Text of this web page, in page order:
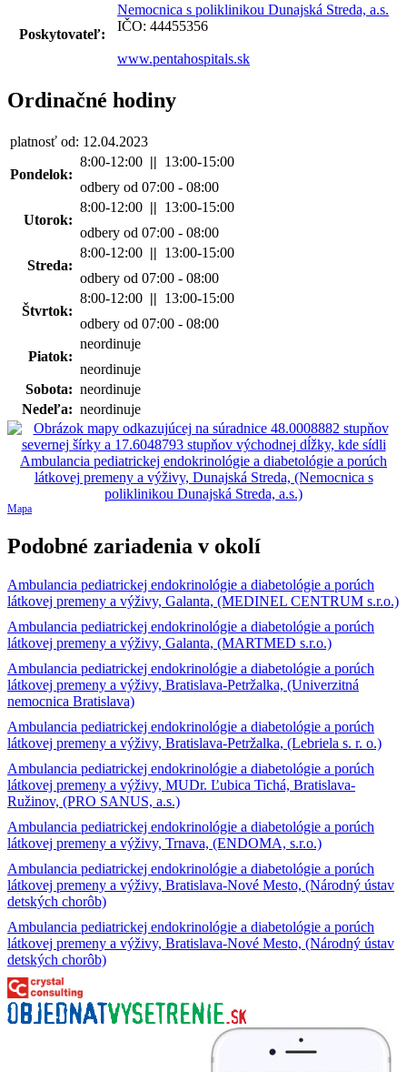
Poskytovateľ:
Nemocnica s poliklinikou Dunajská Streda, a.s.
IČO: 44455356
www.pentahospitals.sk
Ordinačné hodiny
platnosť od: 12.04.2023
Pondelok:
8:00-12:00 || 13:00-15:00
odbery od 07:00 - 08:00
Utorok:
8:00-12:00 || 13:00-15:00
odbery od 07:00 - 08:00
Streda:
8:00-12:00 || 13:00-15:00
odbery od 07:00 - 08:00
Štvrtok:
8:00-12:00 || 13:00-15:00
odbery od 07:00 - 08:00
Piatok:
neordinuje
neordinuje
Sobota: neordinuje
Nedeľa: neordinuje
Mapa
Podobné zariadenia v okolí
Ambulancia pediatrickej endokrinológie a diabetológie a porúch
látkovej premeny a výživy, Galanta, (MEDINEL CENTRUM s.r.o.)
Ambulancia pediatrickej endokrinológie a diabetológie a porúch
látkovej premeny a výživy, Galanta, (MARTMED s.r.o.)
Ambulancia pediatrickej endokrinológie a diabetológie a porúch
látkovej premeny a výživy, Bratislava-Petržalka, (Univerzitná
nemocnica Bratislava)
Ambulancia pediatrickej endokrinológie a diabetológie a porúch
látkovej premeny a výživy, Bratislava-Petržalka, (Lebriela s. r. o.)
Ambulancia pediatrickej endokrinológie a diabetológie a porúch
látkovej premeny a výživy, MUDr. Ľubica Tichá, Bratislava-
Ružinov, (PRO SANUS, a.s.)
Ambulancia pediatrickej endokrinológie a diabetológie a porúch
látkovej premeny a výživy, Trnava, (ENDOMA, s.r.o.)
Ambulancia pediatrickej endokrinológie a diabetológie a porúch
látkovej premeny a výživy, Bratislava-Nové Mesto, (Národný ústav
detských chorôb)
Ambulancia pediatrickej endokrinológie a diabetológie a porúch
látkovej premeny a výživy, Bratislava-Nové Mesto, (Národný ústav
detských chorôb)